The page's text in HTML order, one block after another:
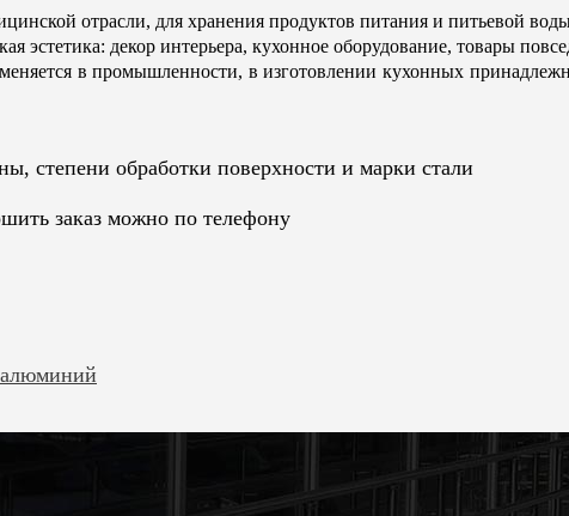
отрасли, для хранения продуктов питания и питьевой
эстетика: декор интерьера, кухонное оборудование, товары
в промышленности, в изготовлении кухонных
степени обработки поверхности и марки стали
заказ можно по телефону